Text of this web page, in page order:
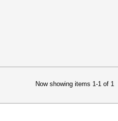
Now showing items 1-1 of 1